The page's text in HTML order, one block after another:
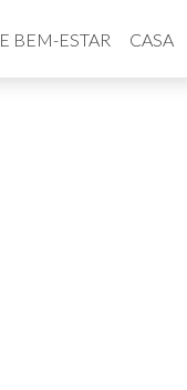
BEM-ESTAR CASA